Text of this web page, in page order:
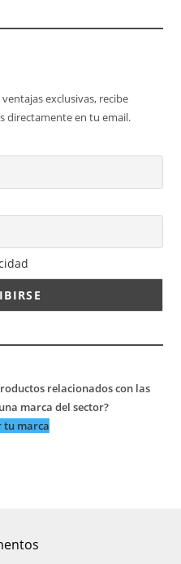
exclusivas, recibe
directamente en tu email.
relacionados con las
marca del sector?
tu marca